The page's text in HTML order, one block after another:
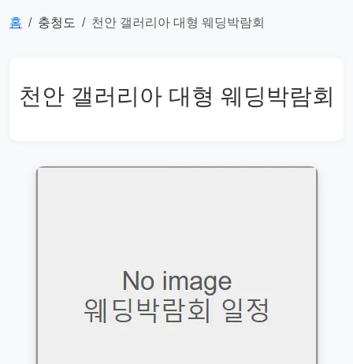
홈 충청도 천안 갤러리아 대형 웨딩박람회
천안 갤러리아 대형 웨딩박람회